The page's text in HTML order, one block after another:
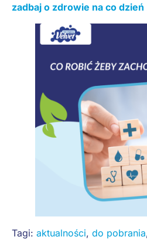
zadbaj o zdrowie na co dzień
Tagi: aktualności, do pobrania